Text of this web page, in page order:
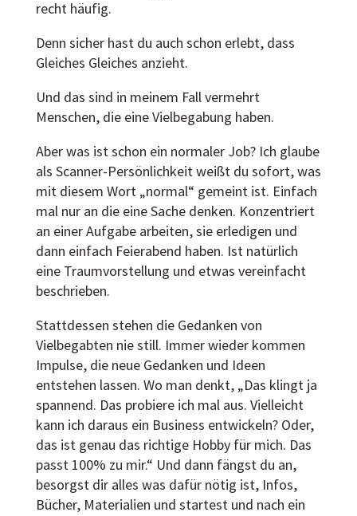
recht häufig.
Denn sicher hast du auch schon erlebt, dass
Gleiches Gleiches anzieht.
Und das sind in meinem Fall vermehrt
Menschen, die eine Vielbegabung haben.
Aber was ist schon ein normaler Job? Ich glaube
als Scanner-Persönlichkeit weißt du sofort, was
mit diesem Wort „normal“ gemeint ist. Einfach
mal nur an die eine Sache denken. Konzentriert
an einer Aufgabe arbeiten, sie erledigen und
dann einfach Feierabend haben. Ist natürlich
eine Traumvorstellung und etwas vereinfacht
beschrieben.
Stattdessen stehen die Gedanken von
Vielbegabten nie still. Immer wieder kommen
Impulse, die neue Gedanken und Ideen
entstehen lassen. Wo man denkt, „Das klingt ja
spannend. Das probiere ich mal aus. Vielleicht
kann ich daraus ein Business entwickeln? Oder,
das ist genau das richtige Hobby für mich. Das
passt 100% zu mir.“ Und dann fängst du an,
besorgst dir alles was dafür nötig ist, Infos,
Bücher, Materialien und startest und nach ein